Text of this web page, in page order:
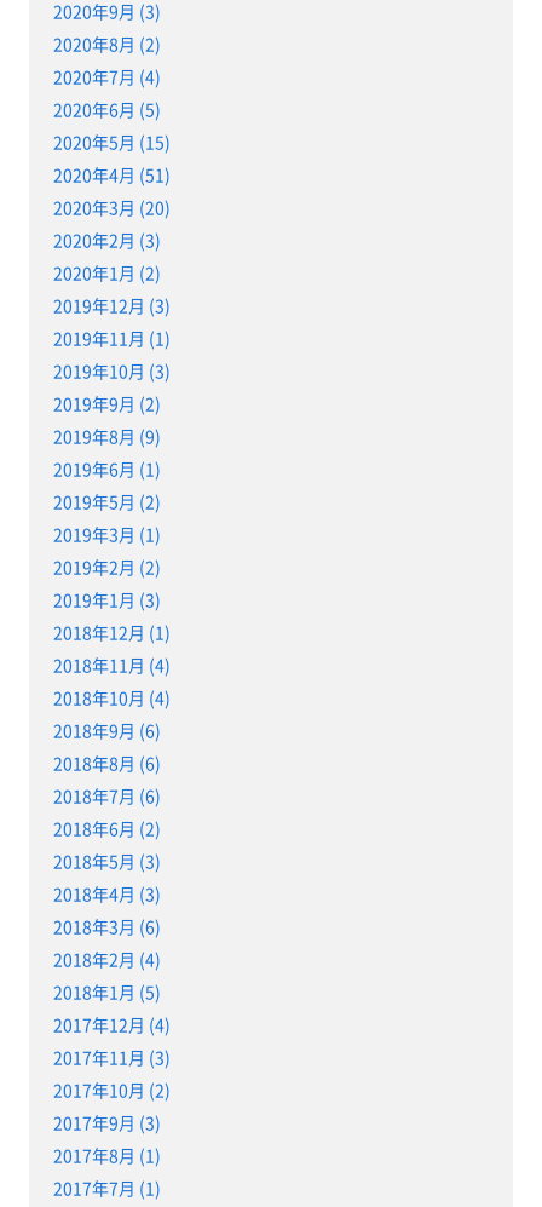
2020年9月 (3)
2020年8月 (2)
2020年7月 (4)
2020年6月 (5)
2020年5月 (15)
2020年4月 (51)
2020年3月 (20)
2020年2月 (3)
2020年1月 (2)
2019年12月 (3)
2019年11月 (1)
2019年10月 (3)
2019年9月 (2)
2019年8月 (9)
2019年6月 (1)
2019年5月 (2)
2019年3月 (1)
2019年2月 (2)
2019年1月 (3)
2018年12月 (1)
2018年11月 (4)
2018年10月 (4)
2018年9月 (6)
2018年8月 (6)
2018年7月 (6)
2018年6月 (2)
2018年5月 (3)
2018年4月 (3)
2018年3月 (6)
2018年2月 (4)
2018年1月 (5)
2017年12月 (4)
2017年11月 (3)
2017年10月 (2)
2017年9月 (3)
2017年8月 (1)
2017年7月 (1)